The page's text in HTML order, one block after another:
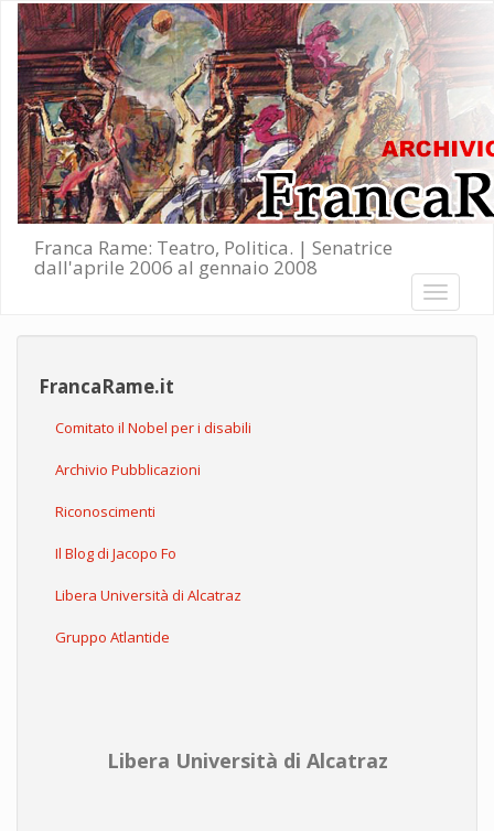
Salta al contenuto principale
Franca Rame: Teatro, Politica. | Senatrice
dall'aprile 2006 al gennaio 2008
Toggle
FrancaRame.it
Comitato il Nobel per i disabili
Archivio Pubblicazioni
Riconoscimenti
Il Blog di Jacopo Fo
Libera Università di Alcatraz
Gruppo Atlantide
Libera Università di Alcatraz